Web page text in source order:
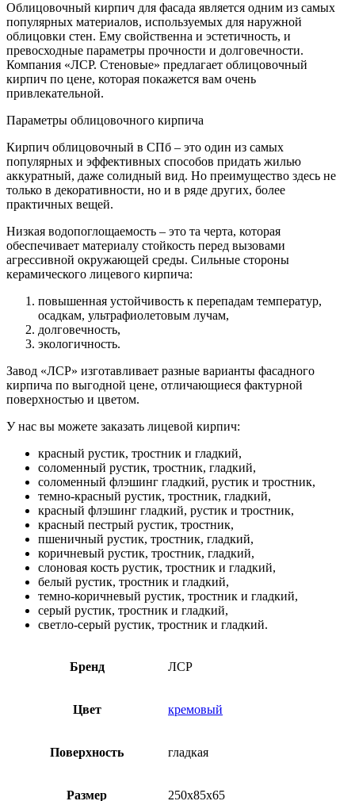
Облицовочный кирпич для фасада является одним из самых
популярных материалов, используемых для наружной
облицовки стен. Ему свойственна и эстетичность, и
превосходные параметры прочности и долговечности.
Компания «ЛСР. Стеновые» предлагает облицовочный
кирпич по цене, которая покажется вам очень
привлекательной.
Параметры облицовочного кирпича
Кирпич облицовочный в СПб – это один из самых
популярных и эффективных способов придать жилью
аккуратный, даже солидный вид. Но преимущество здесь не
только в декоративности, но и в ряде других, более
практичных вещей.
Низкая водопоглощаемость – это та черта, которая
обеспечивает материалу стойкость перед вызовами
агрессивной окружающей среды. Сильные стороны
керамического лицевого кирпича:
повышенная устойчивость к перепадам температур,
осадкам, ультрафиолетовым лучам,
долговечность,
экологичность.
Завод «ЛСР» изготавливает разные варианты фасадного
кирпича по выгодной цене, отличающиеся фактурной
поверхностью и цветом.
У нас вы можете заказать лицевой кирпич:
красный рустик, тростник и гладкий,
соломенный рустик, тростник, гладкий,
соломенный флэшинг гладкий, рустик и тростник,
темно-красный рустик, тростник, гладкий,
красный флэшинг гладкий, рустик и тростник,
красный пестрый рустик, тростник,
пшеничный рустик, тростник, гладкий,
коричневый рустик, тростник, гладкий,
слоновая кость рустик, тростник и гладкий,
белый рустик, тростник и гладкий,
темно-коричневый рустик, тростник и гладкий,
серый рустик, тростник и гладкий,
светло-серый рустик, тростник и гладкий.
Бренд ЛСР
Цвет кремовый
Поверхность гладкая
Размер 250х85х65